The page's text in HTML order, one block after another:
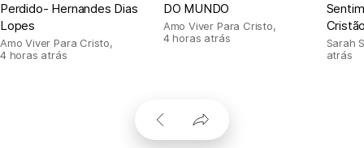
Perdido- Hernandes Dias
Lopes
Amo Viver Para Cristo,
4 horas atrás
DO MUNDO
Amo Viver Para Cristo,
4 horas atrás
Sarah
atrás